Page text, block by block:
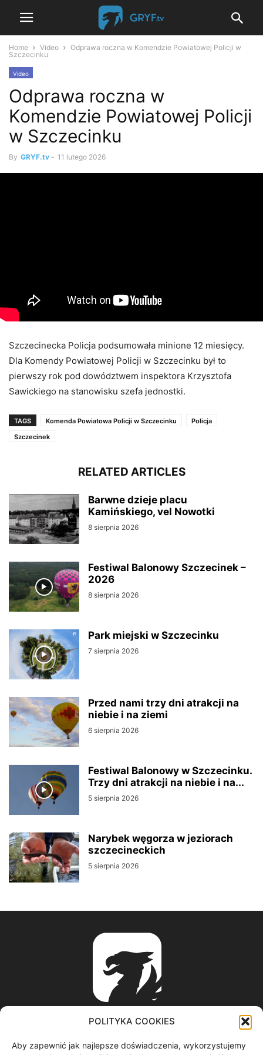
POLITYKA COOKIES
Aby zapewnić jak najlepsze doświadczenia, wykorzystujemy
Home Video
Odprawa roczna w Komendzie Powiatowej Policji w
Szczecinku
Video
Odprawa roczna w
Komendzie Powiatowej Policji
w Szczecinku
By GRYF.tv - 11 lutego 2026
Szczecinecka Policja podsumowała minione 12 miesięcy.
Dla Komendy Powiatowej Policji w Szczecinku był to
pierwszy rok pod dowództwem inspektora Krzysztofa
Sawickiego na stanowisku szefa jednostki.
TAGS Komenda Powiatowa Policji w Szczecinku
Policja
Szczecinek
RELATED ARTICLES
Barwne dzieje placu
Kamińskiego, vel Nowotki
8 sierpnia 2026
Festiwal Balonowy Szczecinek –
2026
8 sierpnia 2026
Park miejski w Szczecinku
7 sierpnia 2026
Przed nami trzy dni atrakcji na
niebie i na ziemi
6 sierpnia 2026
Festiwal Balonowy w Szczecinku.
Trzy dni atrakcji na niebie i na...
5 sierpnia 2026
Narybek węgorza w jeziorach
szczecineckich
5 sierpnia 2026